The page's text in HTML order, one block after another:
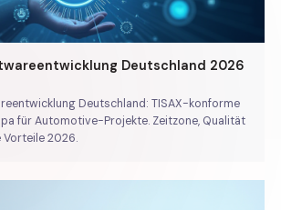
Deutschland 2026
Deutschland: TISAX-konforme
für Automotive-Projekte. Zeitzone, Qualität
Vorteile 2026.